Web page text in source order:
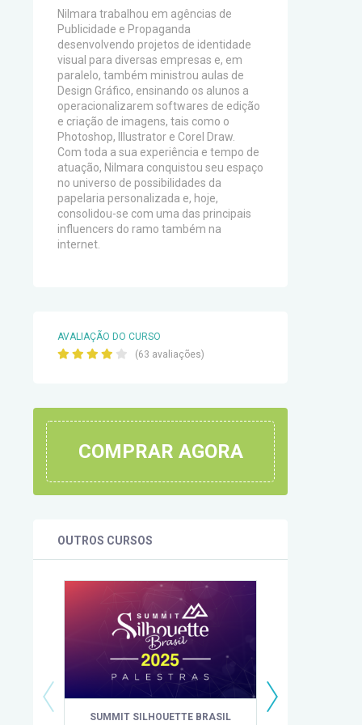
Nilmara trabalhou em agências de
Publicidade e Propaganda
desenvolvendo projetos de identidade
visual para diversas empresas e, em
paralelo, também ministrou aulas de
Design Gráfico, ensinando os alunos a
operacionalizarem softwares de edição
e criação de imagens, tais como o
Photoshop, Illustrator e Corel Draw.
Com toda a sua experiência e tempo de
atuação, Nilmara conquistou seu espaço
no universo de possibilidades da
papelaria personalizada e, hoje,
consolidou-se com uma das principais
influencers do ramo também na
internet.
AVALIAÇÃO DO CURSO
(63 avaliações)
COMPRAR AGORA
OUTROS CURSOS
SUMMIT SILHOUETTE BRASIL